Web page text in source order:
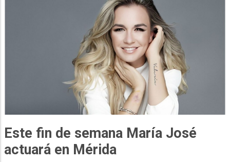
Este fin de semana María José
actuará en Mérida